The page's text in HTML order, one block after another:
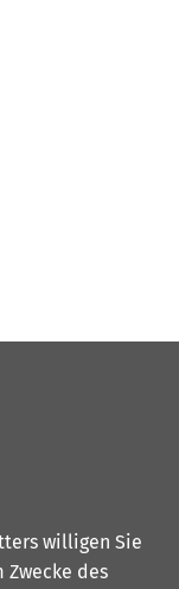
willigen Sie
Zwecke des